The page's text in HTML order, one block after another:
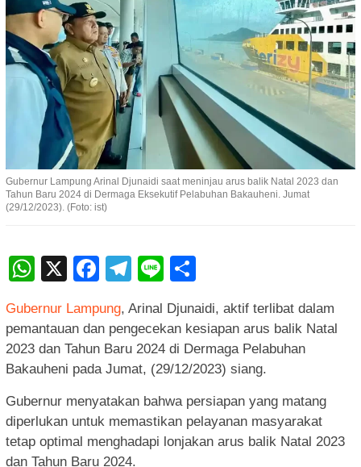
Gubernur Lampung Arinal Djunaidi saat meninjau arus balik Natal 2023 dan
Tahun Baru 2024 di Dermaga Eksekutif Pelabuhan Bakauheni. Jumat
(29/12/2023). (Foto: ist)
WhatsApp
X Facebook
Telegram
Line
Gubernur Lampung, Arinal Djunaidi, aktif terlibat dalam
pemantauan dan pengecekan kesiapan arus balik Natal
2023 dan Tahun Baru 2024 di Dermaga Pelabuhan
Bakauheni pada Jumat, (29/12/2023) siang.
Gubernur menyatakan bahwa persiapan yang matang
diperlukan untuk memastikan pelayanan masyarakat
tetap optimal menghadapi lonjakan arus balik Natal 2023
dan Tahun Baru 2024.